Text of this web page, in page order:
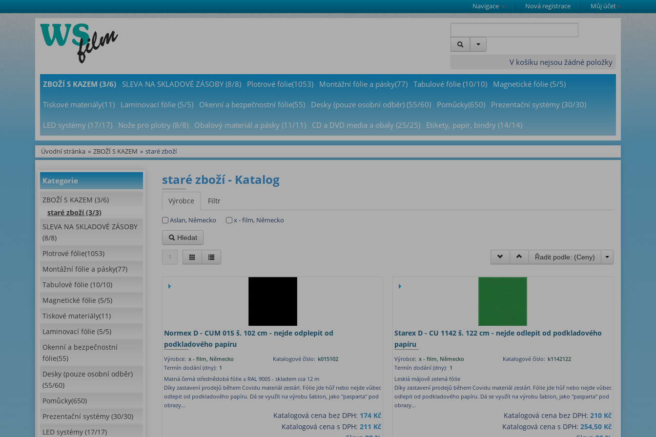
Navigace Nová registrace Můj účet
V košíku nejsou žádné položky
ZBOŽÍ S KAZEM (3/6) SLEVA NA SKLADOVÉ ZÁSOBY (8/8) Plotrové fólie(1053) Montážní fólie a pásky(77) Tabulové fólie (10/10)
Magnetické fólie (5/5)
Tiskové materiály(11)
Laminovací fólie (5/5) Okenní a bezpečnostní fólie(55) Desky (pouze osobní odběr) (55/60) Pomůcky(650)
Prezentační systémy (30/30)
LED systémy (17/17)
Nože pro plotry (8/8) Obalový materiál a pásky (11/11) CD a DVD media a obaly (25/25) Etikety, papír, bindry (14/14)
Úvodní stránka » ZBOŽÍ S KAZEM » staré zboží
Kategorie
ZBOŽÍ S KAZEM (3/6)
staré zboží (3/3)
SLEVA NA SKLADOVÉ ZÁSOBY
(8/8)
Plotrové fólie(1053)
Montážní fólie a pásky(77)
Tabulové fólie (10/10)
Magnetické fólie (5/5)
Tiskové materiály(11)
Laminovací fólie (5/5)
Okenní a bezpečnostní
fólie(55)
Desky (pouze osobní odběr)
(55/60)
Pomůcky(650)
Prezentační systémy (30/30)
LED systémy (17/17)
staré zboží - Katalog
Výrobce Filtr
Aslan, Německo x - film, Německo
Hledat
1 Řadit podle: (Ceny)
Normex D - CUM 015 š. 102 cm - nejde odplepit od
podkladového papíru
Výrobce: x - film, Německo Katalogové číslo: k015102
Termín dodání (dny): 1
Matná černá střednědobá fólie ± RAL 9005 - skladem cca 12 m
Díky zastavení prodejů během Covidu materiál zestárl. Fólie jde hůř nebo nejde vůbec
odlepit od podkladového papíru. Dá se využít na výrobu šablon, jako "pasparta" pod
obrazy...
Katalogová cena bez DPH: 174 Kč
Katalogová cena s DPH:211 Kč
Starex D - CU 1142 š. 122 cm - nejde odlepit od podkladového
papíru
Výrobce: x - film, Německo Katalogové číslo: k1142122
Termín dodání (dny): 1
Lesklá májově zelená fólie
Díky zastavení prodejů během Covidu materiál zestárl. Fólie jde hůř nebo nejde vůbec
odlepit od podkladového papíru. Dá se využít na výrobu šablon, jako "pasparta" pod
obrazy...
Katalogová cena bez DPH: 210 Kč
Katalogová cena s DPH: 254,50 Kč